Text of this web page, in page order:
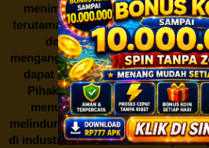
menimbulkan kontroversi di
terutama produsen film dan
dengan maraknya situs-situs
menganggapnya sebagai bentuk
dapat merugikan industri
Pihak berwenang pun turut
menutup situs-situs ilegal
melindungi keberlangsungan bisnis
di industri hiburan. Konflik